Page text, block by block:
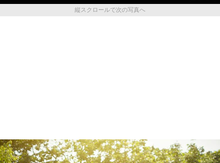
縦スクロールで次の写真へ